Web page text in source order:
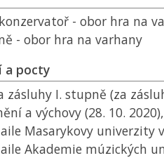
- obor hra na
- obor hra na varhany
a pocty
zásluhy I. stupně (za
a výchovy (28. 10. 2020),
Masarykovy univerzity
Akademie múzických